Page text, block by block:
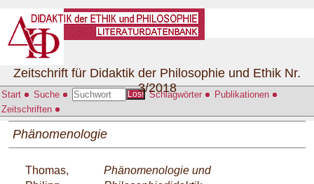
Start Suche Los! Schlagwörter
Publikationen
Zeitschriften
Zeitschrift für Didaktik der Philosophie und Ethik Nr.
3/2018
Phänomenologie
Thomas,
Phänomenologie und